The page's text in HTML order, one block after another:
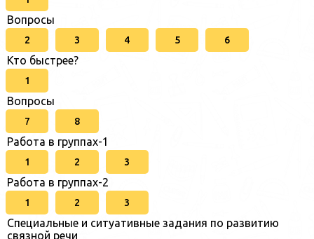
Вопросы
2 3 4 5 6
Кто быстрее?
1
Вопросы
7 8
Работа в группах-1
1 2 3
Работа в группах-2
1 2 3
Специальные и ситуативные задания по развитию
связной речи